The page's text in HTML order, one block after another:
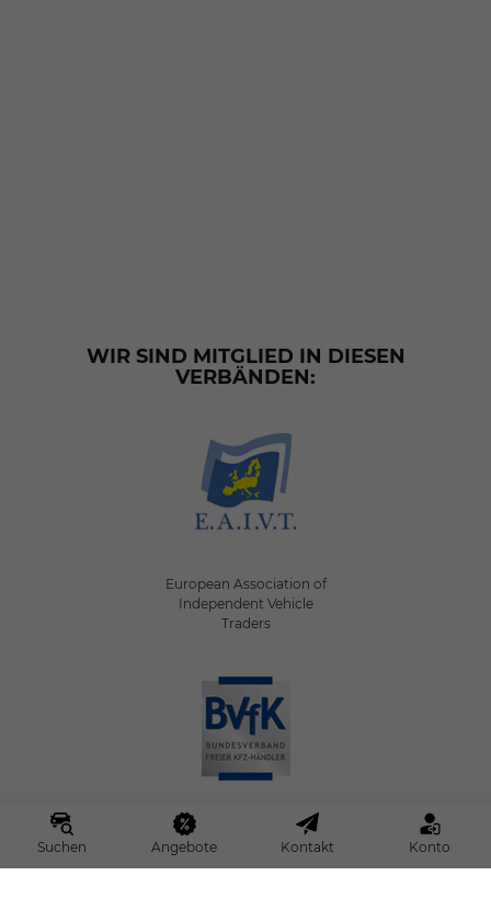
Suchen Angebote Kontakt Konto
WIR SIND MITGLIED IN DIESEN
VERBÄNDEN:
European Association of
Independent Vehicle
Traders
Bundesverband freier Kfz-
Händler e.V.